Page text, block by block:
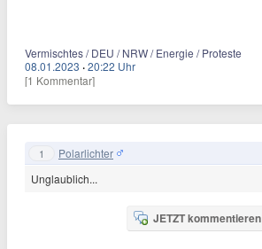
Vermischtes / DEU / NRW / Energie / Proteste
08.01.2023 ·20:22 Uhr
[1 Kommentar]
1 Polarlichter
Unglaublich...
JETZT kommentieren